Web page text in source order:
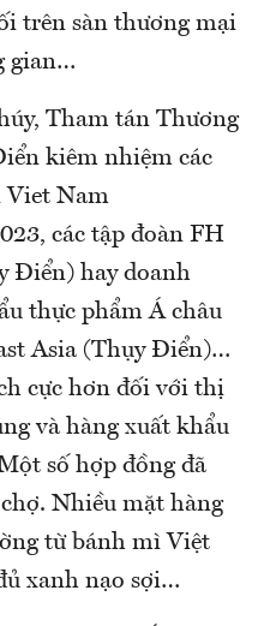
trên sàn thương mại
gian…
Tham tán Thương
kiêm nhiệm các
Viet Nam
các tập đoàn FH
Điển) hay doanh
thực phẩm Á châu
Asia (Thụy Điển)…
cực hơn đối với thị
và hàng xuất khẩu
số hợp đồng đã
Nhiều mặt hàng
từ bánh mì Việt
xanh nạo sợi…